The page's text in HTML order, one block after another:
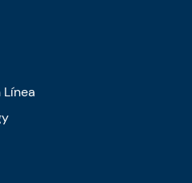
Línea